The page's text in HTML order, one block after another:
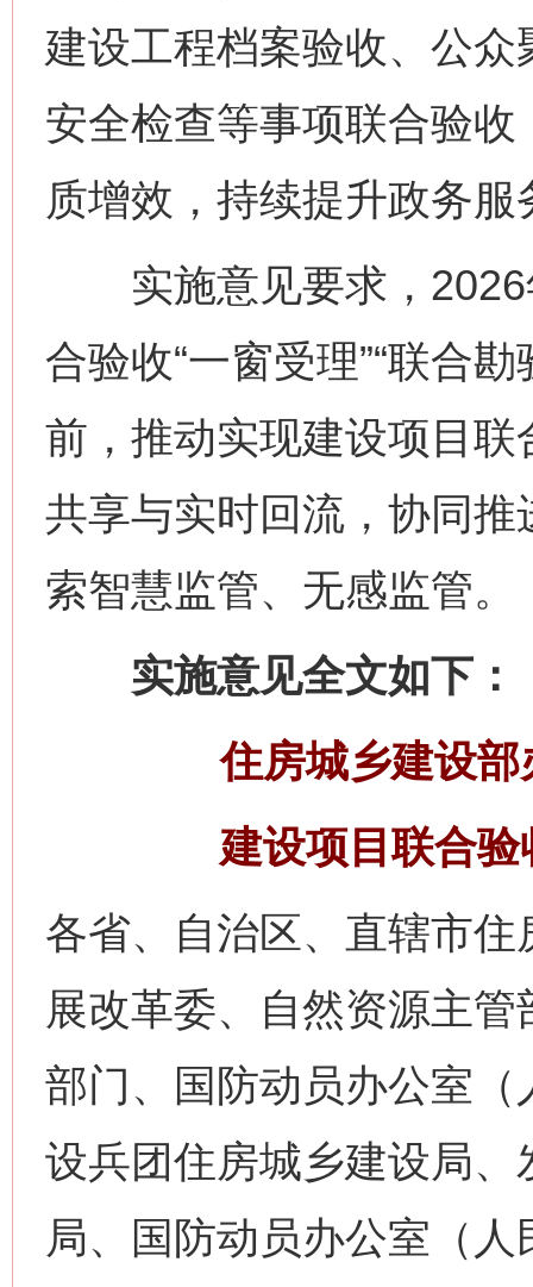
建设工程档案验收、公
安全检查等事项联合验
质增效，持续提升政务
实施意见要求，2026
合验收“一窗受理”“联合
前，推动实现建设项目
共享与实时回流，协同
索智慧监管、无感监管。
实施意见全文如下：
住房城乡建设
建设项目联合
各省、自治区、直辖市
展改革委、自然资源主
部门、国防动员办公室
设兵团住房城乡建设局
局、国防动员办公室（